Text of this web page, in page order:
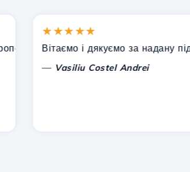
Hostico. Я рекомендував вас іншим
★★★★★
Вітаємо і дякуємо за надану
Vasiliu Costel Andrei